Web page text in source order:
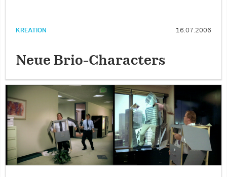
KREATION 16.07.2006
Neue Brio-Characters